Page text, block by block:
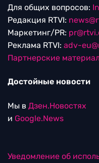
Для общих вопросов:
Редакция RTVI:
Маркетинг/PR:
Реклама RTVI: adv-
Партнерские
Достойные новости
Мы в Дзен.Новостях
и Google.News
Уведомление об